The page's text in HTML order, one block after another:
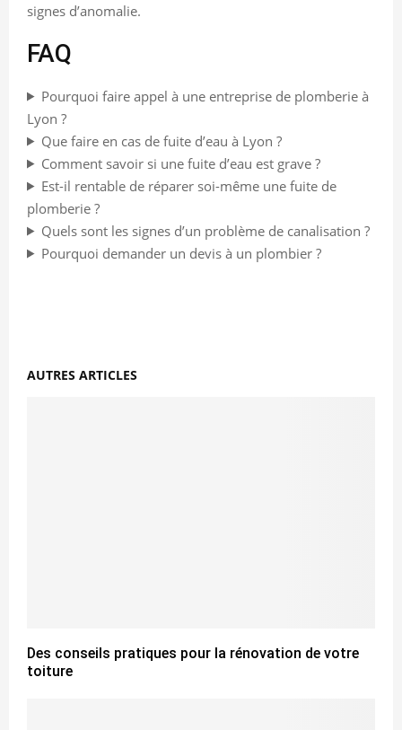
signes d’anomalie.
FAQ
Pourquoi faire appel à une entreprise de plomberie à
Lyon ?
Que faire en cas de fuite d’eau à Lyon ?
Comment savoir si une fuite d’eau est grave ?
Est-il rentable de réparer soi-même une fuite de
plomberie ?
Quels sont les signes d’un problème de canalisation ?
Pourquoi demander un devis à un plombier ?
AUTRES ARTICLES
Des conseils pratiques pour la rénovation de votre
toiture